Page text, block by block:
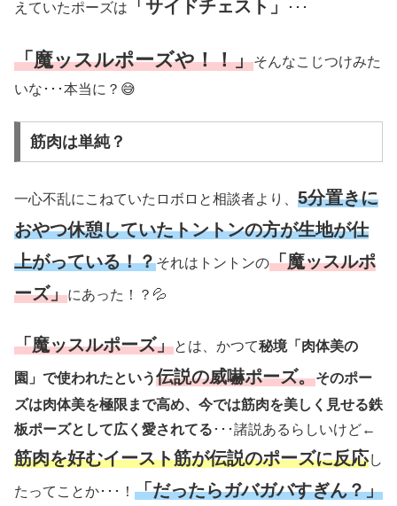
えていたポーズは 「サイドチェスト」 ･･･
「魔ッスルポーズや！！」そんなこじつけみた
いな･･･本当に？😅
筋肉は単純？
一心不乱にこねていたロボロと相談者より、 5分置きに
おやつ休憩していたトントンの方が生地が仕
上がっている！？それはトントンの「魔ッスルポ
ーズ」にあった！？💦
「魔ッスルポーズ」とは、かつて秘境「肉体美の
園」で使われたという伝説の威嚇ポーズ。そのポー
ズは肉体美を極限まで高め、今では筋肉を美しく見せる鉄
板ポーズとして広く愛されてる ･･･諸説あるらしいけど←
筋肉を好むイースト筋が伝説のポーズに反応し
たってことか･･･！ 「だったらガバガバすぎん？」